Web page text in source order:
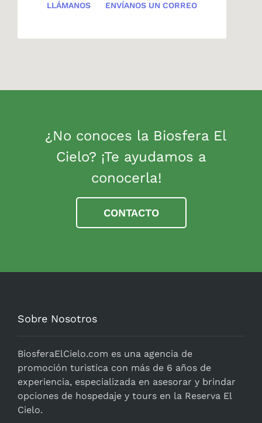
LLÁMANOS ENVÍANOS UN CORREO
¿No conoces la Biosfera El
Cielo? ¡Te ayudamos a
conocerla!
CONTACTO
Sobre Nosotros
BiosferaElCielo.com es una agencia de
promoción turistica con más de 6 años de
experiencia, especializada en asesorar y brindar
opciones de hospedaje y tours en la Reserva El
Cielo.